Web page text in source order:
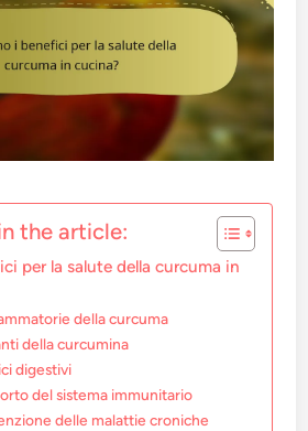
the article:
per la salute della curcuma in
della curcuma
della curcumina
digestivi
del sistema immunitario
delle malattie croniche